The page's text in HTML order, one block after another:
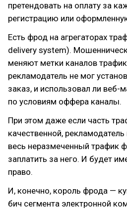
претендовать на оплату за
регистрацию или
Есть фрод на агрегаторах
delivery system).
меняют метки каналов
рекламодатель не мог
заказ, и использовал ли веб-
по условиям оффера каналы.
При этом даже если часть
качественной,
весь неразмеченный трафик
заплатить за него. И будет
право.
И, конечно, король фрода —
бич сегмента электронной